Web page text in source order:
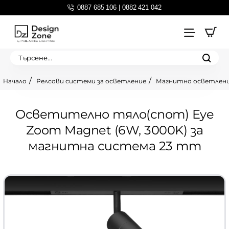
0887 685 106 | 0882 421 042
Търсене...
Осветително тяло(спот) Eye
Zoom Magnet (6W, 3000K) за
магнитна система 23 mm
Релсови системи за осветление Магнитно